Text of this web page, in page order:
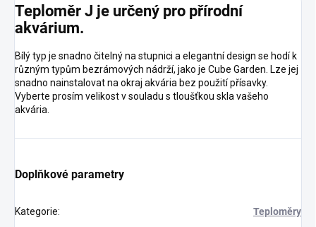
Teploměr J je určený pro přírodní
akvárium.
Bílý typ je snadno čitelný na stupnici a elegantní design se hodí k
různým typům bezrámových nádrží, jako je Cube Garden. Lze jej
snadno nainstalovat na okraj akvária bez použití přísavky.
Vyberte prosím velikost v souladu s tloušťkou skla vašeho
akvária.
Doplňkové parametry
Kategorie: Teploměry